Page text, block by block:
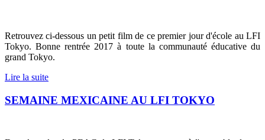
Retrouvez ci-dessous un petit film de ce premier jour d'école au LFI
Tokyo.Bonne rentrée 2017 à toute la communauté éducative du
grand Tokyo.
Lire la suite
SEMAINE MEXICAINE AU LFI TOKYO